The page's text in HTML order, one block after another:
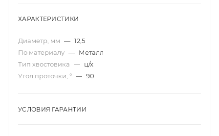
ХАРАКТЕРИСТИКИ
Диаметр, мм — 12,5
По материалу — Металл
Тип хвостовика — ц/х
Угол проточки, ° — 90
УСЛОВИЯ ГАРАНТИИ